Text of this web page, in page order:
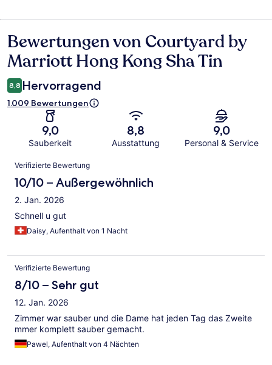
Bewertungen
Bewertungen von Courtyard by
Marriott Hong Kong Sha Tin
8,8 Hervorragend
1.009 Bewertungen
9,0
Sauberkeit
8,8
Ausstattung
9,0
Personal & Service
Bewertungen
Verifizierte Bewertung
10/10 – Außergewöhnlich
2. Jan. 2026
Schnell u gut
Daisy, Aufenthalt von 1 Nacht
Verifizierte Bewertung
8/10 – Sehr gut
12. Jan. 2026
Zimmer war sauber und die Dame hat jeden Tag das Zweite
mmer komplett sauber gemacht.
Pawel, Aufenthalt von 4 Nächten